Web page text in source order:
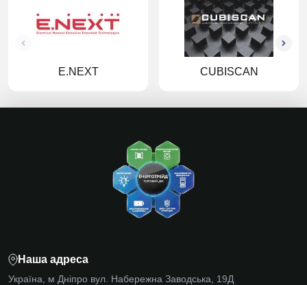
E.NEXT CUBISCAN
Наша адреса
Україна, м Дніпро вул. Набережна Заводська, 19Д